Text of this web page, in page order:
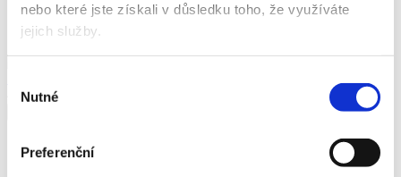
nebo které jste získali v důsledku toho, že využíváte
jejich služby.
souhlasu
Nutné
Preferenční
Skladem
445 Kč 538,45 Kč vč. DPH
Skladem